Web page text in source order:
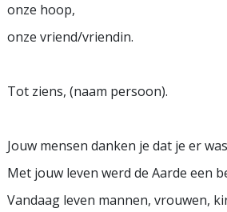
onze hoop,
onze vriend/vriendin.
Tot ziens, (naam persoon).
Jouw mensen danken je dat je er
Met jouw leven werd de Aarde een
Vandaag leven mannen, vrouwen,